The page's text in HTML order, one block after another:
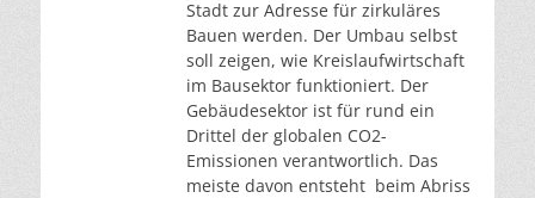
Stadt zur Adresse für zirkuläres
Bauen werden. Der Umbau selbst
soll zeigen, wie Kreislaufwirtschaft
im Bausektor funktioniert. Der
Gebäudesektor ist für rund ein
Drittel der globalen CO2-
Emissionen verantwortlich. Das
meiste davon entsteht beim Abriss